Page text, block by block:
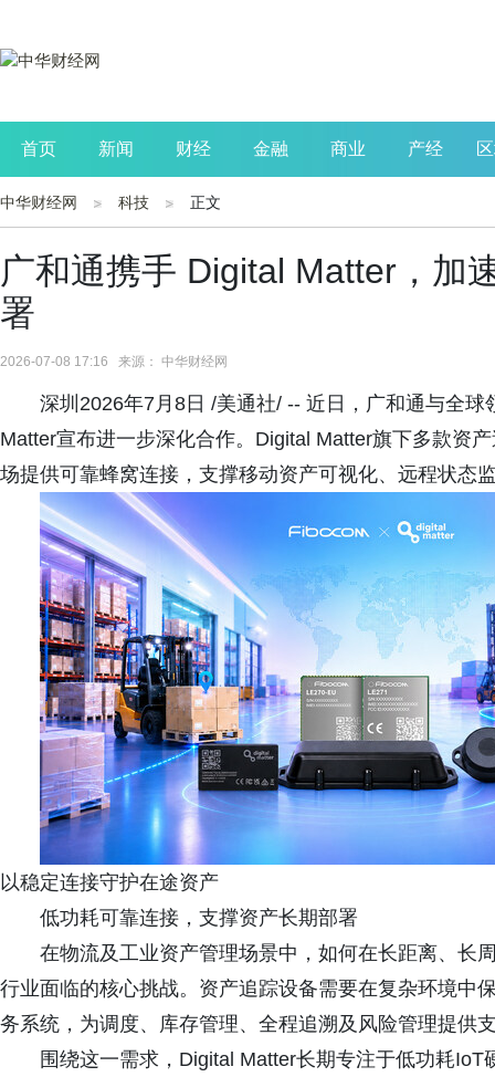
首页 新闻 财经 金融 商业 产经
公司 生活 读书
中华财经网 科技 正文
广和通携手 Digital Matter，加
署
2026-07-08 17:16 来源： 中华财经网
深圳2026年7月8日 /美通社/ -- 近日，广和通与全
Matter宣布进一步深化合作。Digital Matter旗下多款资
场提供可靠蜂窝连接，支撑移动资产可视化、远程状态
以稳定连接守护在途资产
低功耗可靠连接，支撑资产长期部署
在物流及工业资产管理场景中，如何在长距离、长
行业面临的核心挑战。资产追踪设备需要在复杂环境中
务系统，为调度、库存管理、全程追溯及风险管理提供
围绕这一需求，Digital Matter长期专注于低功耗